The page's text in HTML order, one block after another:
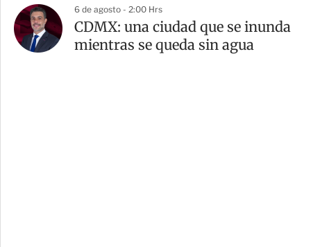
6 de agosto - 2:00 Hrs
CDMX: una ciudad que se inunda
mientras se queda sin agua